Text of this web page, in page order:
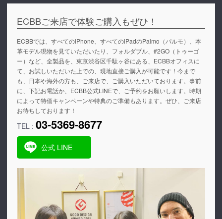
ECBBご来店で体験ご購入もぜひ！
ECBBでは、すべてのiPhone、すべてのiPadのPalmo（パルモ）、本
革モデル現物を見ていただいたり、フォルダブル、#2GO（トゥーゴ
ー）など、全製品を、東京渋谷区千駄ヶ谷にある、ECBBオフィスに
て、お試しいただいた上での、現地直接ご購入が可能です！今まで
も、日本や海外の方も、ご来店で、ご購入いただいております。事前
に、下記お電話か、ECBB公式LINEで、ご予約をお願いします。時期
によって特価キャンペーンや特典のご準備もあります。ぜひ、ご来店
お待ちしております！
TEL : 03-5369-8677
公式 LINE